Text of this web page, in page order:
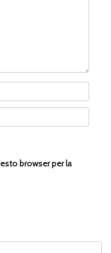
browser per la